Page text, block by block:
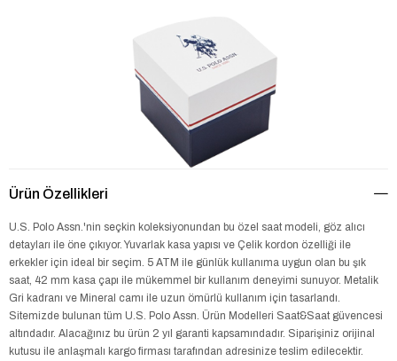
Ürün Özellikleri
U.S. Polo Assn.'nin seçkin koleksiyonundan bu özel saat modeli, göz alıcı
detayları ile öne çıkıyor. Yuvarlak kasa yapısı ve Çelik kordon özelliği ile
erkekler için ideal bir seçim. 5 ATM ile günlük kullanıma uygun olan bu şık
saat, 42 mm kasa çapı ile mükemmel bir kullanım deneyimi sunuyor. Metalik
Gri kadranı ve Mineral camı ile uzun ömürlü kullanım için tasarlandı.
Sitemizde bulunan tüm U.S. Polo Assn. Ürün Modelleri Saat&Saat güvencesi
altındadır. Alacağınız bu ürün 2 yıl garanti kapsamındadır. Siparişiniz orijinal
kutusu ile anlaşmalı kargo firması tarafından adresinize teslim edilecektir.